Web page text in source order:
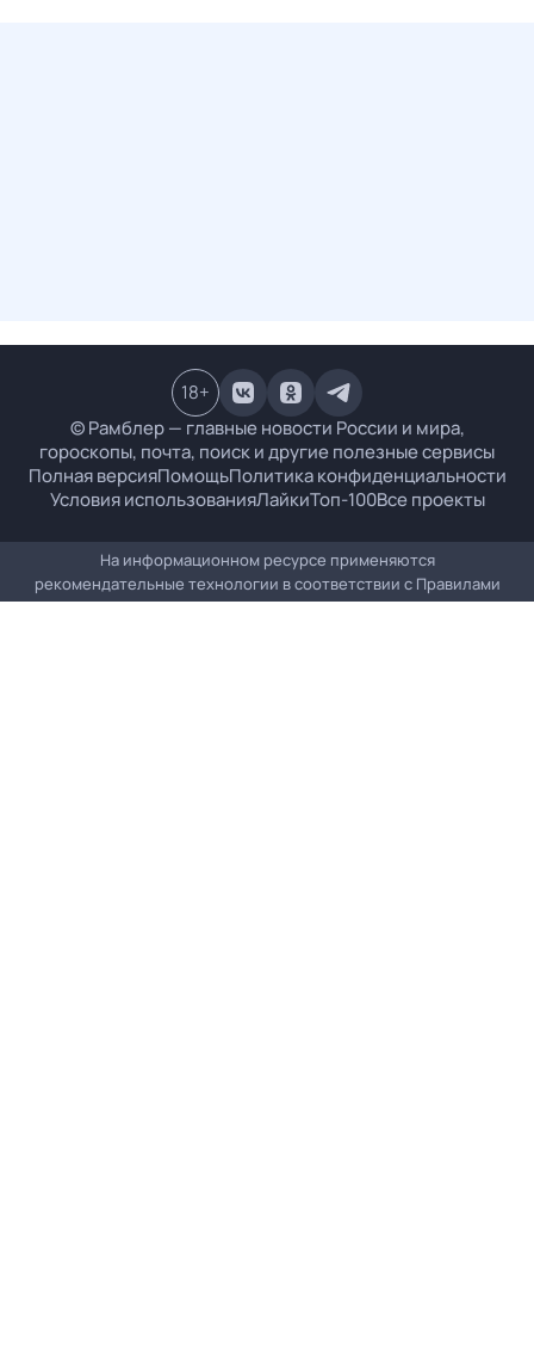
© Рамблер — главные новости России и мира,
гороскопы, почта, поиск и другие полезные сервисы
Полная версияПомощьПолитика конфиденциальности
Условия использованияЛайкиТоп-100Все проекты
18+
На информационном ресурсе применяются
рекомендательные технологии в соответствии с Правилами